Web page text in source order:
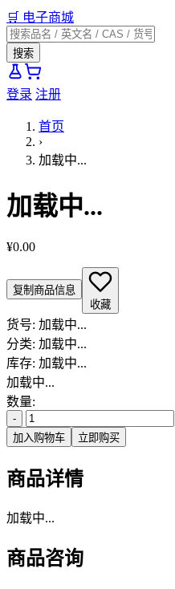
🛒 电子商城
搜索
登录 注册
首页
›
加载中...
加载中...
¥0.00
复制商品信息
收藏
货号: 加载中...
分类: 加载中...
库存: 加载中...
加载中...
数量:
-
加入购物车
立即购买
商品详情
加载中...
商品咨询